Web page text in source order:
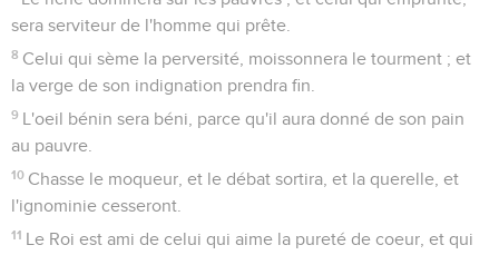
sera serviteur de l'homme qui prête.
8 Celui qui sème la perversité, moissonnera le tourment ; et
la verge de son indignation prendra fin.
9 L'oeil bénin sera béni, parce qu'il aura donné de son pain
au pauvre.
10 Chasse le moqueur, et le débat sortira, et la querelle, et
l'ignominie cesseront.
11 Le Roi est ami de celui qui aime la pureté de coeur, et qui